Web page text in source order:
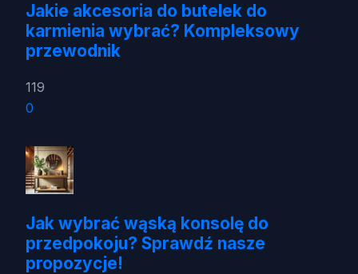
Jakie akcesoria do butelek do
karmienia wybrać? Kompleksowy
przewodnik
119
0
Jak wybrać wąską konsolę do
przedpokoju? Sprawdź nasze
propozycje!